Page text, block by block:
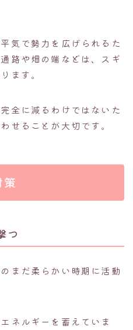
気で勢力を広げられるた
路や畑の端などは、スギ
ます。
全に減るわけではないた
せることが大切です。
つ
まだ柔らかい時期に活動
ネルギーを蓄えていま